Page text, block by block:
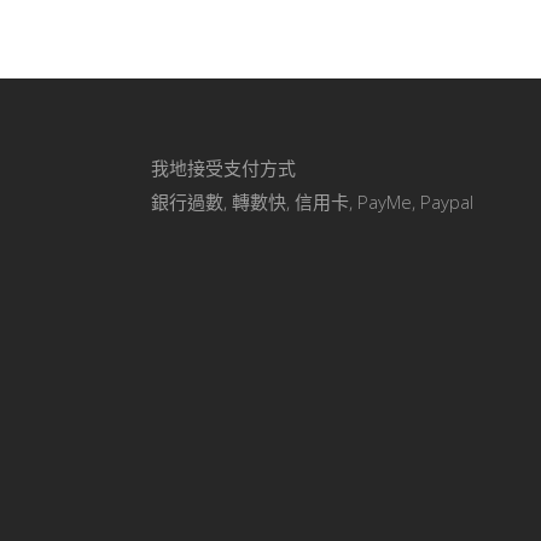
我地接受支付方式
銀行過數, 轉數快, 信用卡, PayMe, Paypal